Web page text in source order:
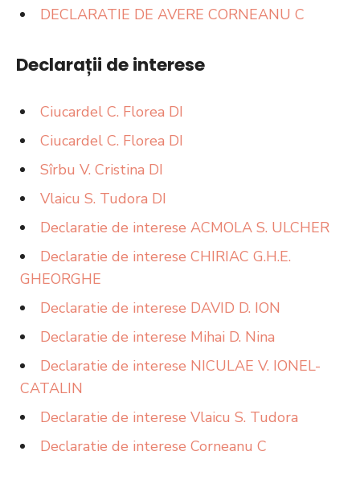
DECLARATIE DE AVERE CORNEANU C
Declarații de interese
Ciucardel C. Florea DI
Ciucardel C. Florea DI
Sîrbu V. Cristina DI
Vlaicu S. Tudora DI
Declaratie de interese ACMOLA S. ULCHER
Declaratie de interese CHIRIAC G.H.E.
GHEORGHE
Declaratie de interese DAVID D. ION
Declaratie de interese Mihai D. Nina
Declaratie de interese NICULAE V. IONEL-
CATALIN
Declaratie de interese Vlaicu S. Tudora
Declaratie de interese Corneanu C